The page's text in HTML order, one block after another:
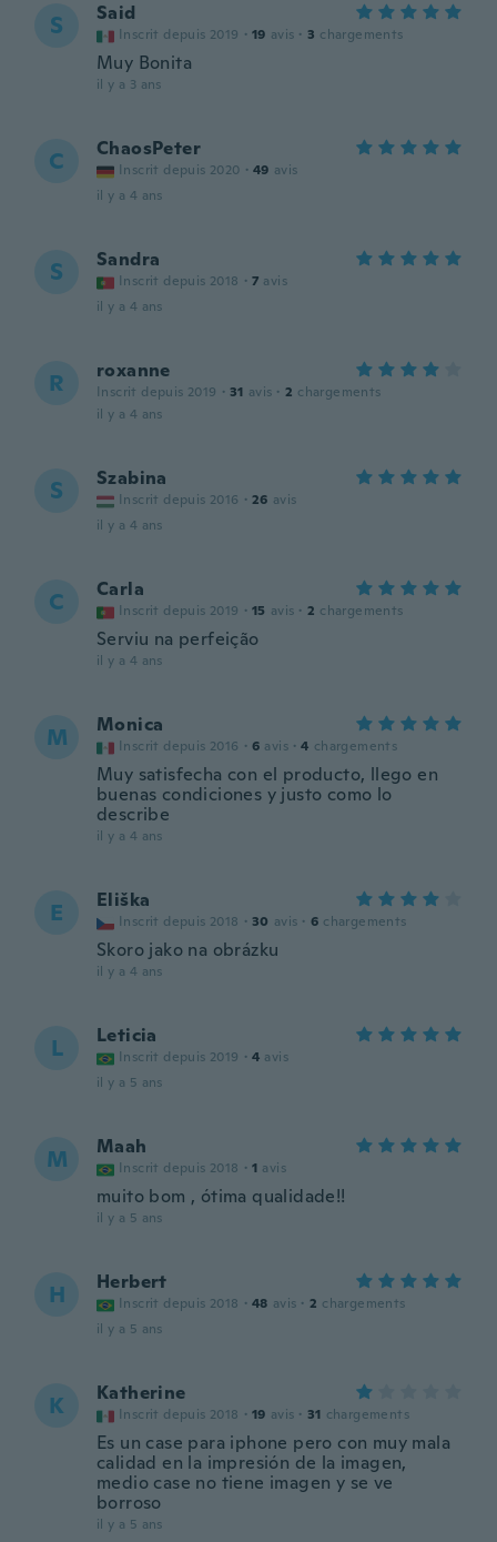
S Said
Inscrit depuis 2019 · 19 avis · 3 chargements
Muy Bonita
il y a 3 ans
C ChaosPeter
Inscrit depuis 2020 · 49 avis
il y a 4 ans
S Sandra
Inscrit depuis 2018 · 7 avis
il y a 4 ans
R roxanne
Inscrit depuis 2019 · 31 avis · 2 chargements
il y a 4 ans
S Szabina
Inscrit depuis 2016 · 26 avis
il y a 4 ans
C Carla
Inscrit depuis 2019 · 15 avis · 2 chargements
Serviu na perfeição
il y a 4 ans
M Monica
Inscrit depuis 2016 · 6 avis · 4 chargements
Muy satisfecha con el producto, llego en
buenas condiciones y justo como lo
describe
il y a 4 ans
E Eliška
Inscrit depuis 2018 · 30 avis · 6 chargements
Skoro jako na obrázku
il y a 4 ans
L Leticia
Inscrit depuis 2019 · 4 avis
il y a 5 ans
M Maah
Inscrit depuis 2018 · 1 avis
muito bom , ótima qualidade!!
il y a 5 ans
H Herbert
Inscrit depuis 2018 · 48 avis · 2 chargements
il y a 5 ans
K Katherine
Inscrit depuis 2018 · 19 avis · 31 chargements
Es un case para iphone pero con muy mala
calidad en la impresión de la imagen,
medio case no tiene imagen y se ve
borroso
il y a 5 ans